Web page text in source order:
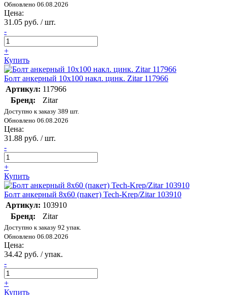
Обновлено 06.08.2026
Цена:
31.05 руб. / шт.
-
+
Купить
Болт анкерный 10х100 накл. цинк. Zitar 117966
Артикул: 117966
Бренд:
Zitar
Доступно к заказу 389 шт.
Обновлено 06.08.2026
Цена:
31.88 руб. / шт.
-
+
Купить
Болт анкерный 8х60 (пакет) Tech-Krep/Zitar 103910
Артикул: 103910
Бренд:
Zitar
Доступно к заказу 92 упак.
Обновлено 06.08.2026
Цена:
34.42 руб. / упак.
-
+
Купить